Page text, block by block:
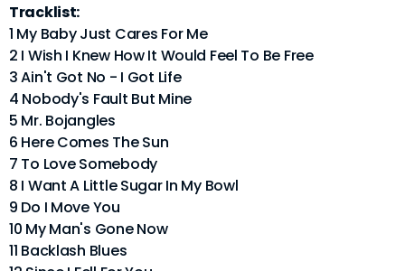
Tracklist:
1 My Baby Just Cares For Me
2 I Wish I Knew How It Would Feel To Be Free
3 Ain't Got No - I Got Life
4 Nobody's Fault But Mine
5 Mr. Bojangles
6 Here Comes The Sun
7 To Love Somebody
8 I Want A Little Sugar In My Bowl
9 Do I Move You
10 My Man's Gone Now
11 Backlash Blues